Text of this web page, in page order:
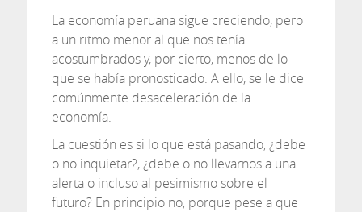
La economía peruana sigue creciendo, pero
a un ritmo menor al que nos tenía
acostumbrados y, por cierto, menos de lo
que se había pronosticado. A ello, se le dice
comúnmente desaceleración de la
economía.
La cuestión es si lo que está pasando, ¿debe
o no inquietar?, ¿debe o no llevarnos a una
alerta o incluso al pesimismo sobre el
futuro? En principio no, porque pese a que